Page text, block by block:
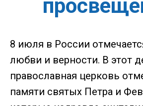
8 июля в России
любви и верности. В этот
православная церковь
памяти святых Петра и